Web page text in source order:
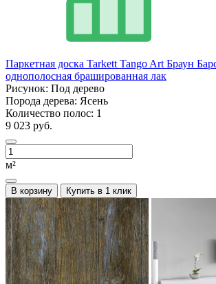
Паркетная доска Tarkett Tango Art Браун
однополосная брашированная лак
Рисунок: Под дерево
Порода дерева: Ясень
Количество полос: 1
9 023 руб.
м²
В корзину Купить в 1 клик